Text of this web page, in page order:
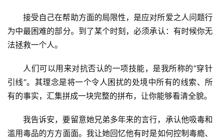
接受自己在帮助方面的局限性，是应对所爱之人问题行
为中最困难的部分。到了某个时刻，必须承认：有时候你无
法拯救一个人。
人们可以用来对抗否认的一项技能，是我所称的”穿针
引线”。其理念是将一个令人困扰的处境中所有的线索、所
有的事实，汇集拼成一块完整的拼布，让你能够看清全貌。
我告诉安，要留意她兄弟多年来的言行，承认他吸毒和
滥用毒品的方方面面。我让她回忆他有时是如何控制毒瘾、